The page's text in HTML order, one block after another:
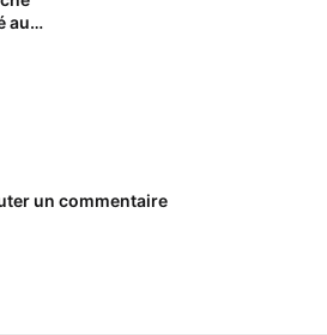
aux
un commentaire